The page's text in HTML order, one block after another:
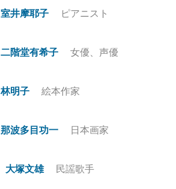
室井摩耶子 ピアニスト
二階堂有希子 女優、声優
林明子 絵本作家
那波多目功一 日本画家
大塚文雄 民謡歌手